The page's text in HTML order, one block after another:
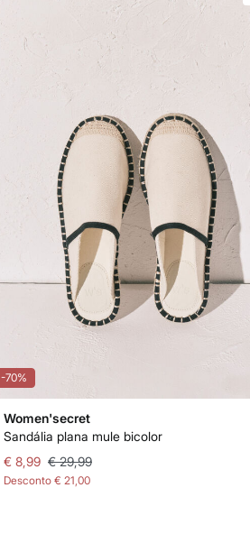
-70%
Women'secret
Sandália plana mule bicolor
€ 8,99 € 29,99
Desconto € 21,00